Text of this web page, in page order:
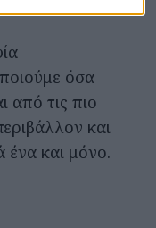
όσα
από τις πιο
και
ένα και μόνο.